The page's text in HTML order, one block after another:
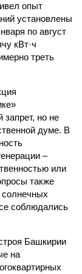
опыт
установлены
по август
кВт·ч
треть
запрет, но не
думе. В
–
или
также
солнечных
соблюдались
Башкирии
на